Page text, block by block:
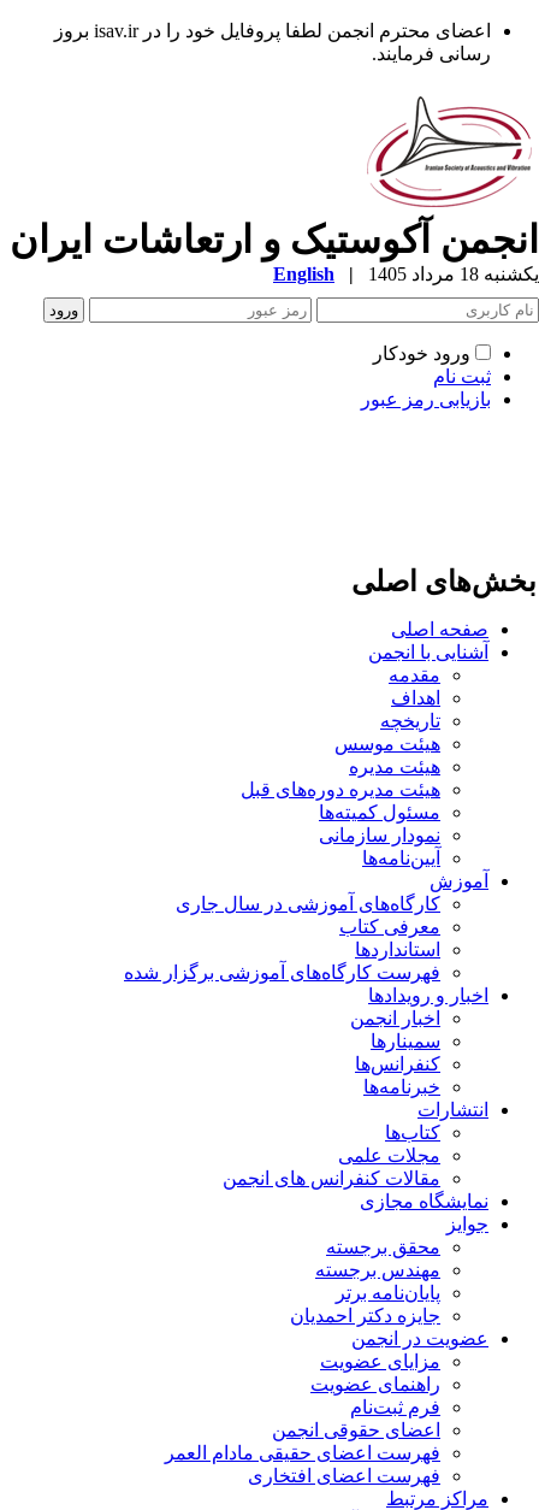
اعضای محترم انجمن لطفا پروفایل خود را در isav.ir بروز
رسانی فرمایند.
آکوستیک و ارتعاشات ایران
18 مرداد 1405 |
English
ورود خودکار
ثبت نام
بازیابی رمز عبور
اصلی
صفحه اصلی
آشنایی با انجمن
مقدمه
اهداف
تاریخچه
هیئت موسس
هیئت مدیره
هیئت مدیره دوره‌های قبل
مسئول کمیته‌ها
نمودار سازمانی
آیین‌نامه‌ها
آموزش
کارگاه‌های آموزشی در سال جاری
معرفی کتاب
استانداردها
فهرست کارگاه‌های آموزشی برگزار شده
اخبار و رویدادها
اخبار انجمن
سمینارها
کنفرانس‌ها
خبرنامه‌ها
انتشارات
کتاب‌ها
مجلات علمی
مقالات کنفرانس های انجمن
نمایشگاه مجازی
جوایز
محقق برجسته
مهندس برجسته
پایان‌نامه برتر
جایزه دکتر احمدیان
عضویت در انجمن
مزایای عضویت
راهنمای عضویت
فرم ثبت‌نام
اعضای حقوقی انجمن
فهرست اعضای حقیقی مادام‌ العمر
فهرست اعضای افتخاری
مراکز مرتبط